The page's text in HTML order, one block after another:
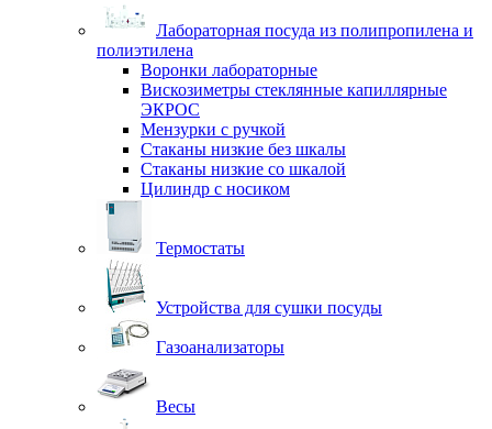
Лабораторная посуда из полипропилена и
полиэтилена
Воронки лабораторные
Вискозиметры стеклянные капиллярные
ЭКРОС
Мензурки с ручкой
Стаканы низкие без шкалы
Стаканы низкие со шкалой
Цилиндр с носиком
Термостаты
Устройства для сушки посуды
Газоанализаторы
Весы